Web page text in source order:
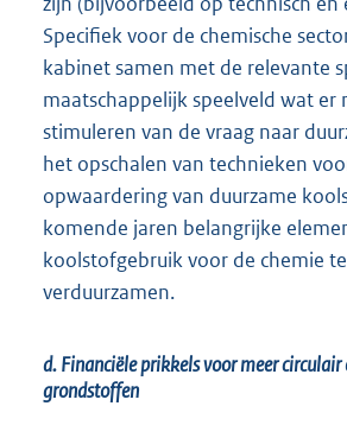
Specifiek voor de chemische
kabinet samen met de relevante
maatschappelijk speelveld wat er
stimuleren van de vraag naar
het opschalen van technieken
opwaardering van duurzame
komende jaren belangrijke
koolstofgebruik voor de chemie
verduurzamen.
d. Financiële prikkels voor meer
grondstoffen